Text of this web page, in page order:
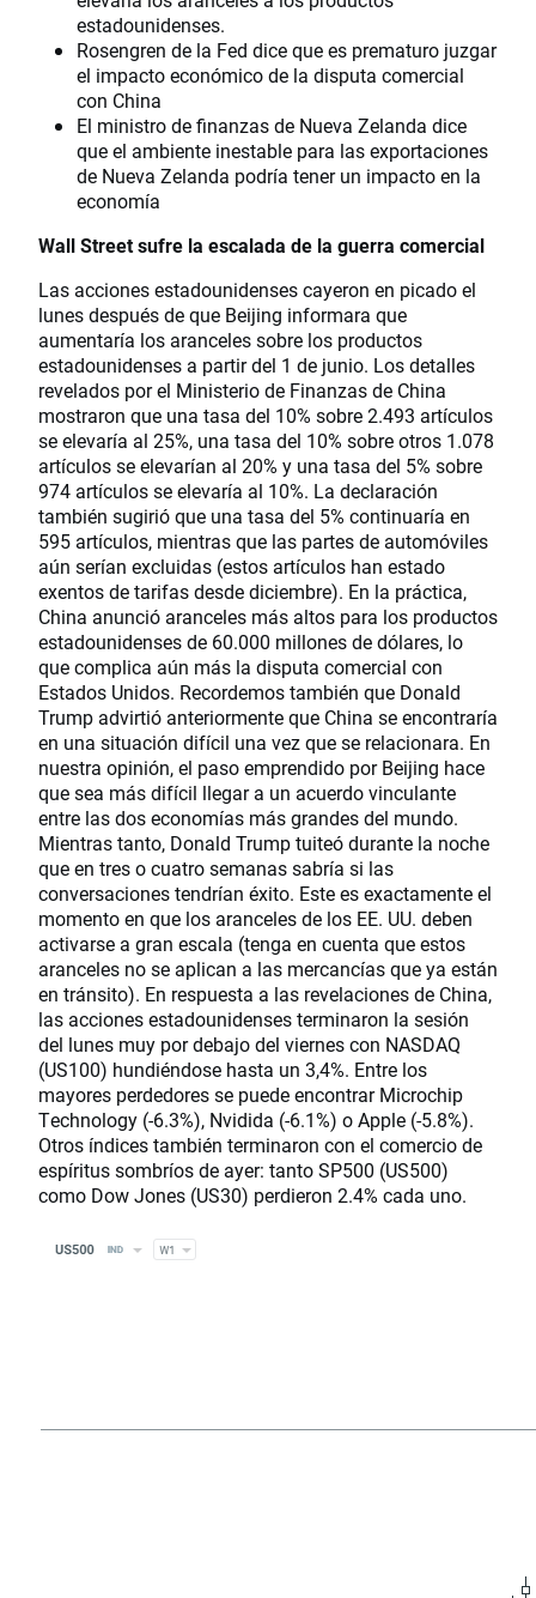
estadounidenses.
Rosengren de la Fed dice que es prematuro juzgar
el impacto económico de la disputa comercial
con China
El ministro de finanzas de Nueva Zelanda dice
que el ambiente inestable para las exportaciones
de Nueva Zelanda podría tener un impacto en la
economía
Wall Street sufre la escalada de la guerra comercial
Las acciones estadounidenses cayeron en picado el
lunes después de que Beijing informara que
aumentaría los aranceles sobre los productos
estadounidenses a partir del 1 de junio. Los detalles
revelados por el Ministerio de Finanzas de China
mostraron que una tasa del 10% sobre 2.493 artículos
se elevaría al 25%, una tasa del 10% sobre otros 1.078
artículos se elevarían al 20% y una tasa del 5% sobre
974 artículos se elevaría al 10%. La declaración
también sugirió que una tasa del 5% continuaría en
595 artículos, mientras que las partes de automóviles
aún serían excluidas (estos artículos han estado
exentos de tarifas desde diciembre). En la práctica,
China anunció aranceles más altos para los productos
estadounidenses de 60.000 millones de dólares, lo
que complica aún más la disputa comercial con
Estados Unidos. Recordemos también que Donald
Trump advirtió anteriormente que China se encontraría
en una situación difícil una vez que se relacionara. En
nuestra opinión, el paso emprendido por Beijing hace
que sea más difícil llegar a un acuerdo vinculante
entre las dos economías más grandes del mundo.
Mientras tanto, Donald Trump tuiteó durante la noche
que en tres o cuatro semanas sabría si las
conversaciones tendrían éxito. Este es exactamente el
momento en que los aranceles de los EE. UU. deben
activarse a gran escala (tenga en cuenta que estos
aranceles no se aplican a las mercancías que ya están
en tránsito). En respuesta a las revelaciones de China,
las acciones estadounidenses terminaron la sesión
del lunes muy por debajo del viernes con NASDAQ
(US100) hundiéndose hasta un 3,4%. Entre los
mayores perdedores se puede encontrar Microchip
Technology (-6.3%), Nvidida (-6.1%) o Apple (-5.8%).
Otros índices también terminaron con el comercio de
espíritus sombríos de ayer: tanto SP500 (US500)
como Dow Jones (US30) perdieron 2.4% cada uno.